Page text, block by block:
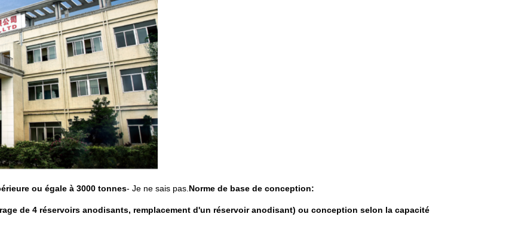
ou égale à 3000 tonnes- Je ne sais pas. Norme de base de conception:
de 4 réservoirs anodisants, remplacement d'un réservoir anodisant) ou conception selon la capacité